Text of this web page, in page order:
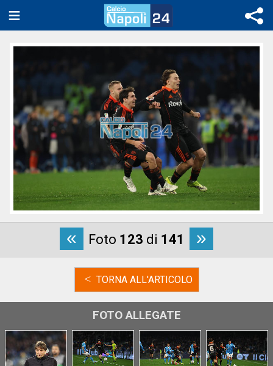
« Foto 123 di 141 »
< TORNA ALL'ARTICOLO
FOTO ALLEGATE